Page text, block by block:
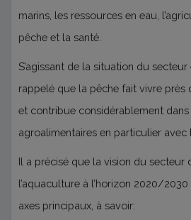
marins, les ressources en eau,
pêche et la santé.
S’agissant de la situation du secteur
rappelé que la pêche fait vivre près
et contribue considérablement dans
agroalimentaires en particulier avec
Il a précisé que la vision du secteur
l’aquaculture à l’horizon 2020/
axes principaux, à savoir: